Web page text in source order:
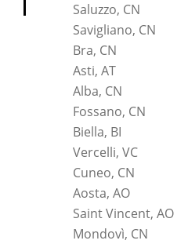
Saluzzo, CN
Savigliano, CN
Bra, CN
Asti, AT
Alba, CN
Fossano, CN
Biella, BI
Vercelli, VC
Cuneo, CN
Aosta, AO
Saint Vincent, AO
Mondovì, CN